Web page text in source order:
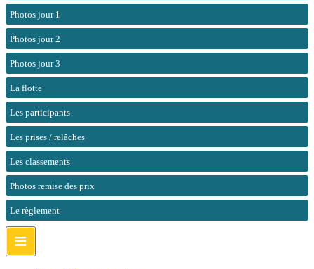
Photos jour 1
Photos jour 2
Photos jour 3
La flotte
Les participants
Les prises / relâches
Les classements
Photos remise des prix
Le règlement
≡